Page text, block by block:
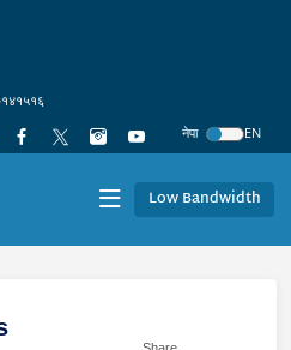
नेपा
EN
Low Bandwidth